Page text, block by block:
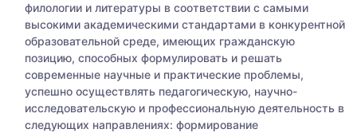
филологии и литературы в соответствии с самыми
высокими академическими стандартами в конкурентной
образовательной среде, имеющих гражданскую
позицию, способных формулировать и решать
современные научные и практические проблемы,
успешно осуществлять педагогическую, научно-
исследовательскую и профессиональную деятельность в
следующих направлениях: формирование